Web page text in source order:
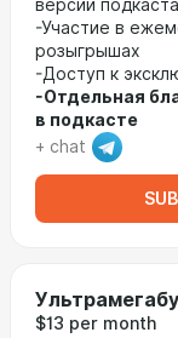
версии подкаста
-Участие в
розыгрышах
-Доступ к
-Отдельная
в подкасте
+ chat
$13 per month